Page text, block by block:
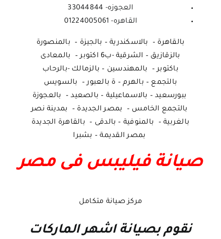
العجوزه- 33044844
القاهره- 01224005061
بالقاهرة – بالاسكندرية – بالجيزة – بالمنصورة
بالزقازيق – الشرقية -ب6 اكتوبر – بالمعادى
باكتوبر – بالمهندسين – بالزمالك -بالرحاب
بالتجمع – بالهرم – ة بالعبور – بالسويس
ببورسعيد – بالاسماعيلية – بالصعيد – بالعجوزة
بالتجمع الخامس – بمصر الجديدة – بمدينة نصر
بالغربية – بالمنوفية – بالدقى – بالقاهرة الجديدة
بمصر القديمة – بشبرا
صيانة فيليبس فى مصر
مركز صيانة متكامل
نقوم بصيانة اشهر الماركات